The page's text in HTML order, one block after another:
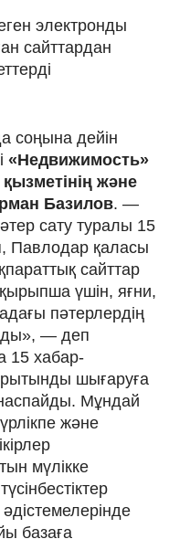
электронды
сайттардан
соңына дейін
«Недвижимость»
қызметінің және
Базилов. —
сату туралы 15
Павлодар қаласы
сайттар
үшін, яғни,
пәтерлердің
— деп
15 хабар-
шығаруға
Мұндай
және
мүлікке
базаға